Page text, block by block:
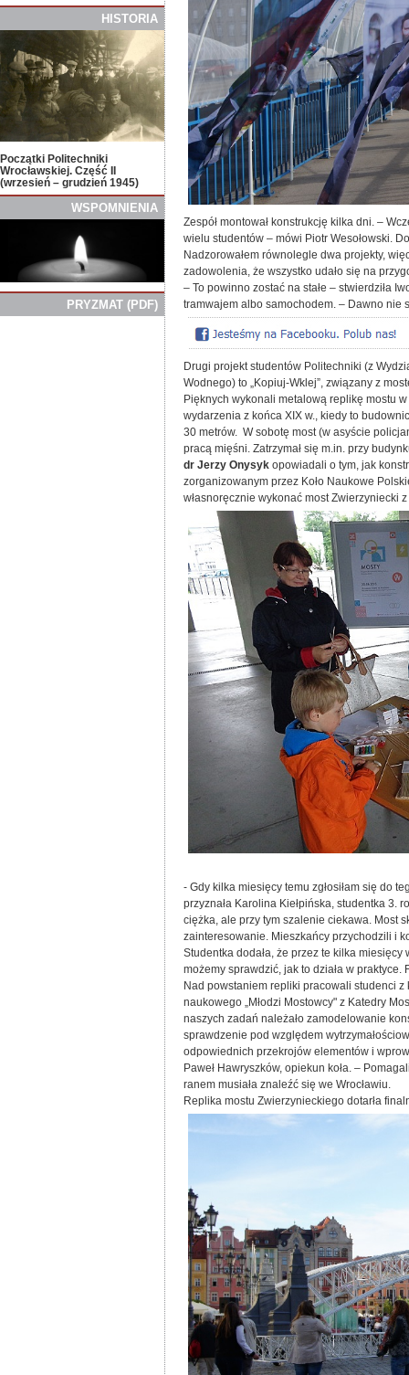
HISTORIA
Początki Politechniki
Wrocławskiej. Część II
(wrzesień – grudzień 1945)
WSPOMNIENIA
PRYZMAT (PDF)
Zespół montował konstrukcję kilka dni. –
wielu studentów – mówi Piotr Wesołowski.
Nadzorowałem równolegle dwa projekty,
zadowolenia, że wszystko udało się na
– To powinno zostać na stałe – stwierdziła
tramwajem albo samochodem. – Dawno nie
Drugi projekt studentów Politechniki (z
Wodnego) to „Kopiuj-Wklej”, związany z
Pięknych wykonali metalową replikę mostu w
wydarzenia z końca XIX w., kiedy to
30 metrów. W sobotę most (w asyście
pracą mięśni. Zatrzymał się m.in. przy
dr Jerzy Onysyk opowiadali o tym, jak
zorganizowanym przez Koło Naukowe
własnoręcznie wykonać most Zwierzyniecki
- Gdy kilka miesięcy temu zgłosiłam się do
przyznała Karolina Kiełpińska, studentka 3.
ciężka, ale przy tym szalenie ciekawa. Most
zainteresowanie. Mieszkańcy przychodzili i
Studentka dodała, że przez te kilka
możemy sprawdzić, jak to działa w
Nad powstaniem repliki pracowali studenci z
naukowego „Młodzi Mostowcy" z Katedry
naszych zadań należało zamodelowanie
sprawdzenie pod względem
odpowiednich przekrojów elementów i
Paweł Hawryszków, opiekun koła. –
ranem musiała znaleźć się we Wrocławiu.
Replika mostu Zwierzynieckiego dotarła